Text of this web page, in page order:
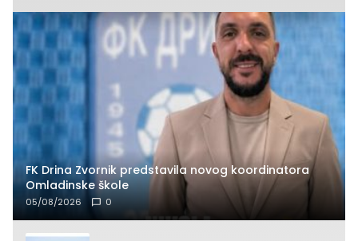
FK Drina Zvornik predstavila novog koordinatora
Omladinske škole
05/08/2026 0